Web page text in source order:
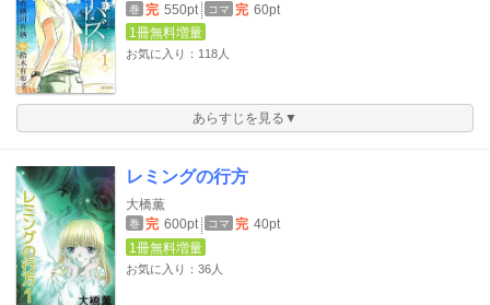
巻 完 550pt コマ 完 60pt
1冊無料増量
お気に入り：118人
あらすじを見る▼
レミングの行方
大橋薫
巻 完 600pt コマ 完 40pt
1冊無料増量
お気に入り：36人